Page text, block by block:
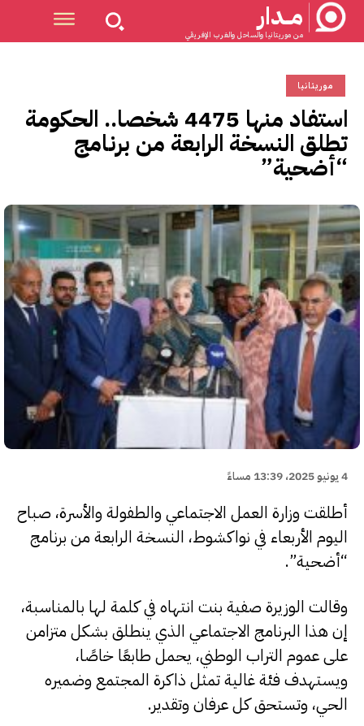
مــدار
من موريتانيا والساحل والغرب الإفريقي
موريتانيا
استفاد منها 4475 شخصا.. الحكومة
تطلق النسخة الرابعة من برنامج
“أضحية”
4 يونيو 2025، 13:39 مساءً
أطلقت وزارة العمل الاجتماعي والطفولة والأسرة، صباح
اليوم الأربعاء في نواكشوط، النسخة الرابعة من برنامج
“أضحية”.
وقالت الوزيرة صفية بنت انتهاه في كلمة لها بالمناسبة،
إن هذا البرنامج الاجتماعي الذي ينطلق بشكل متزامن
على عموم التراب الوطني، يحمل طابعًا خاصًا،
ويستهدف فئة غالية تمثل ذاكرة المجتمع وضميره
الحي، وتستحق كل عرفان وتقدير.